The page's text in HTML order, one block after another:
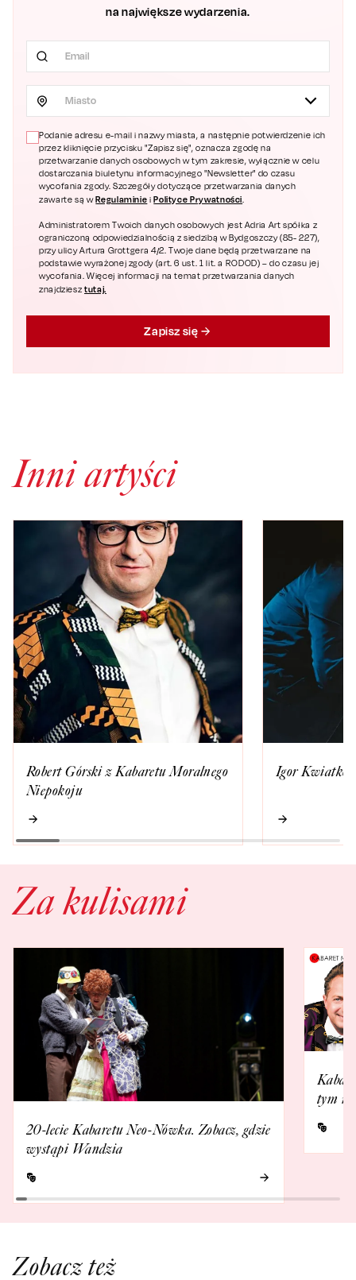
na największe wydarzenia.
Miasto
Podanie adresu e-mail i nazwy miasta, a następnie potwierdzenie ich
przez kliknięcie przycisku "Zapisz się", oznacza zgodę na
przetwarzanie danych osobowych w tym zakresie, wyłącznie w celu
dostarczania biuletynu informacyjnego "Newsletter" do czasu
wycofania zgody. Szczegóły dotyczące przetwarzania danych
zawarte są wRegulaminie iPolityce Prywatności
Administratorem Twoich danych osobowych jest Adria Art spółka z
ograniczoną odpowiedzialnością z siedzibą w Bydgoszczy (85- 227),
przy ulicy Artura Grottgera 4/2. Twoje dane będą przetwarzane na
podstawie wyrażonej zgody (art. 6 ust. 1 lit. a RODOD) – do czasu jej
wycofania. Więcej informacji na temat przetwarzania danych
znajdziesztutaj.
Zapisz się
Inni artyści
Robert Górski z Kabaretu Moralnego
Niepokoju
Igor
Za kulisami
20-lecie Kabaretu Neo-Nówka. Zobacz, gdzie
wystąpi Wandzia
tym
Zobacz też